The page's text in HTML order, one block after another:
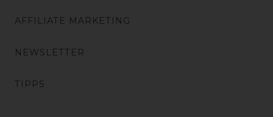
AFFILIATE MARKETING
NEWSLETTER
TIPPS